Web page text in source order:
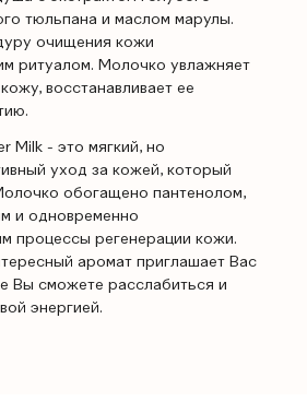
тюльпана и маслом марулы.
очищения кожи
ритуалом. Молочко увлажняет
восстанавливает ее
Milk - это мягкий, но
уход за кожей, который
обогащено пантенолом,
и одновременно
процессы регенерации кожи.
аромат приглашает Вас
Вы сможете расслабиться и
энергией.